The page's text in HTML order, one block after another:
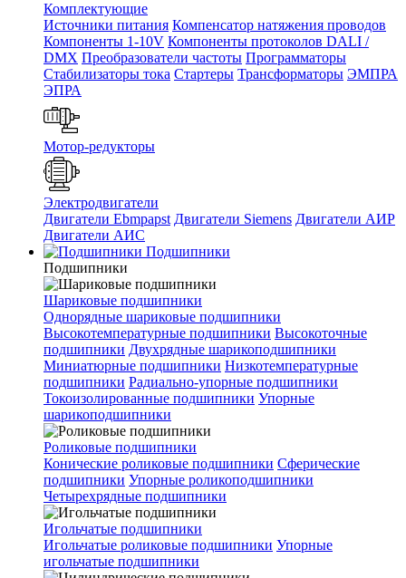
Комплектующие
Источники питания Компенсатор натяжения проводов
Компоненты 1-10V Компоненты протоколов DALI /
DMX Преобразователи частоты Программаторы
Стабилизаторы тока Стартеры Трансформаторы ЭМПРА
ЭПРА
Мотор-редукторы
Электродвигатели
Двигатели Ebmpapst Двигатели Siemens Двигатели АИР
Двигатели АИС
Подшипники
Подшипники
Шариковые подшипники
Однорядные шариковые подшипники
Высокотемпературные подшипники Высокоточные
подшипники Двухрядные шарикоподшипники
Миниатюрные подшипники Низкотемпературные
подшипники Радиально-упорные подшипники
Токоизолированные подшипники Упорные
шарикоподшипники
Роликовые подшипники
Конические роликовые подшипники Сферические
подшипники Упорные роликоподшипники
Четырехрядные подшипники
Игольчатые подшипники
Игольчатые роликовые подшипники Упорные
игольчатые подшипники